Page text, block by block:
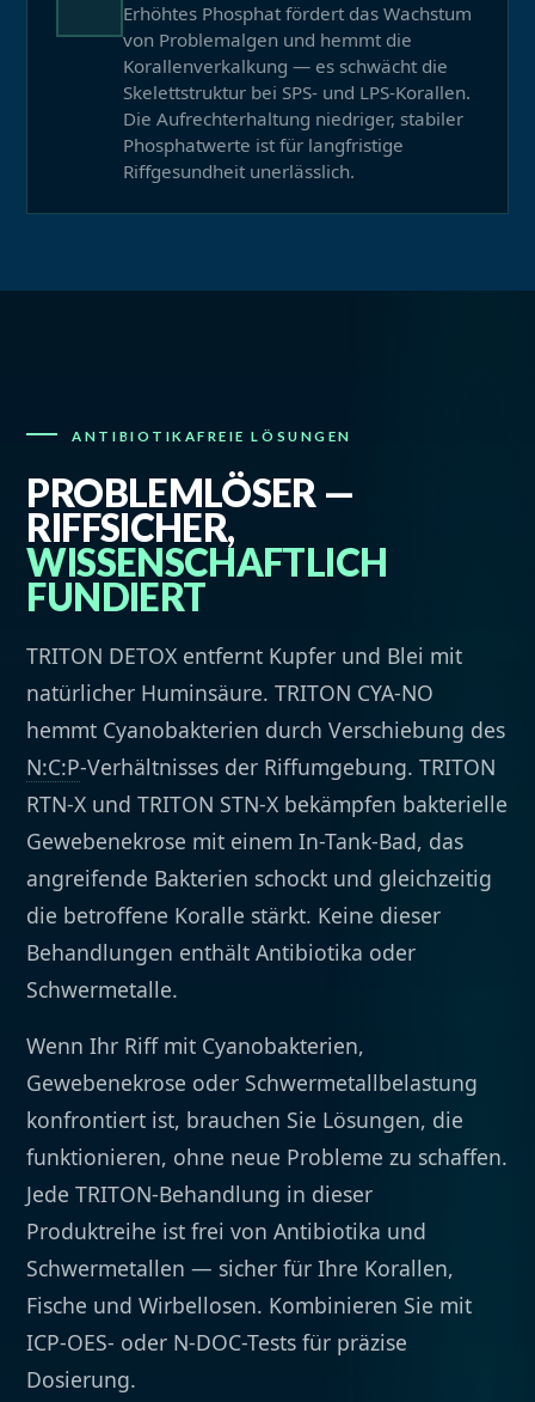
Erhöhtes Phosphat fördert das Wachstum
von Problemalgen und hemmt die
Korallenverkalkung — es schwächt die
Skelettstruktur bei SPS- und LPS-Korallen.
Die Aufrechterhaltung niedriger, stabiler
Phosphatwerte ist für langfristige
Riffgesundheit unerlässlich.
ANTIBIOTIKAFREIE LÖSUNGEN
PROBLEMLÖSER —
RIFFSICHER,
WISSENSCHAFTLICH
FUNDIERT
TRITON DETOX entfernt Kupfer und Blei mit
natürlicher Huminsäure. TRITON CYA-NO
hemmt Cyanobakterien durch Verschiebung des
N:C:P-Verhältnisses der Riffumgebung. TRITON
RTN-X und TRITON STN-X bekämpfen bakterielle
Gewebenekrose mit einem In-Tank-Bad, das
angreifende Bakterien schockt und gleichzeitig
die betroffene Koralle stärkt. Keine dieser
Behandlungen enthält Antibiotika oder
Schwermetalle.
Wenn Ihr Riff mit Cyanobakterien,
Gewebenekrose oder Schwermetallbelastung
konfrontiert ist, brauchen Sie Lösungen, die
funktionieren, ohne neue Probleme zu schaffen.
Jede TRITON-Behandlung in dieser
Produktreihe ist frei von Antibiotika und
Schwermetallen — sicher für Ihre Korallen,
Fische und Wirbellosen. Kombinieren Sie mit
ICP-OES- oder N-DOC-Tests für präzise
Dosierung.